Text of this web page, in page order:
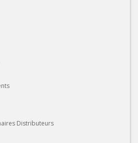
Distributeurs